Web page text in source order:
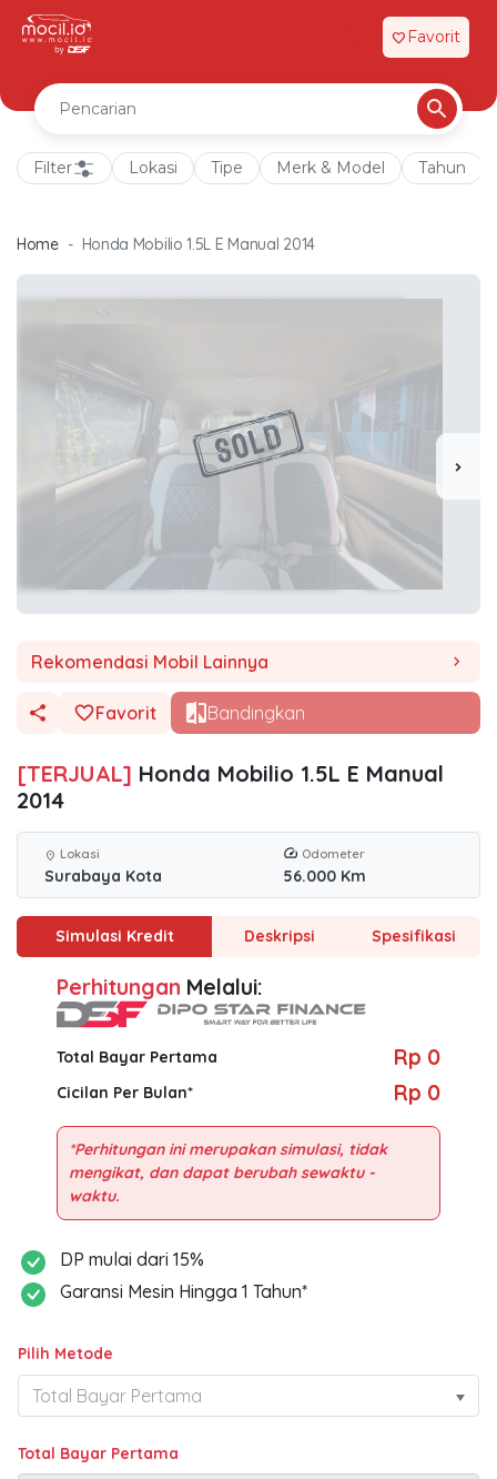
favorite Favorit
Filter Lokasi Tipe Merk & Model Tahun
Home Honda Mobilio 1.5L E Manual 2014
chevron_right
Rekomendasi Mobil Lainnya chevron_right
Favorit Bandingkan
[TERJUAL] Honda Mobilio 1.5L E Manual
2014
location_on Lokasi
Surabaya Kota
Odometer
56.000 Km
Simulasi Kredit Deskripsi Spesifikasi
Perhitungan Melalui:
Total Bayar Pertama Rp 0
Cicilan Per Bulan* Rp 0
*Perhitungan ini merupakan simulasi, tidak
mengikat, dan dapat berubah sewaktu -
DP mulai dari 15%
Garansi Mesin Hingga 1 Tahun*
Pilih Metode
Total Bayar Pertama